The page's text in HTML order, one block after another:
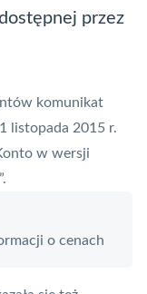
przez
komunikat
listopada 2015 r.
w wersji
o cenach